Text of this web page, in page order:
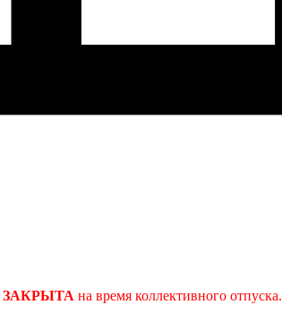
ЗАКРЫТА на время коллективного отпуска.